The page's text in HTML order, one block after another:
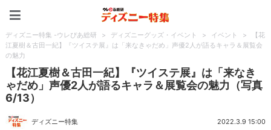
ディズニー特集 -ウレぴあ総研 > ディズニーグッズ・イベント > イベント >
【花
江夏樹＆古田一紀】『ツイステ展』は「来なきゃだめ」声優2人が語るキャラ＆展覧会
の魅力
【花江夏樹＆古田一紀】『ツイステ展』は「来なき
ゃだめ」声優2人が語るキャラ＆展覧会の魅力（写真
6/13）
ディズニー特集 2022.3.9 15:00